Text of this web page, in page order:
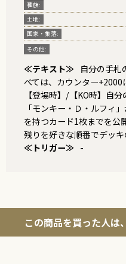
種族:
土地:
国家・集落:
その他:
≪テキスト≫ 自分の手札
べては、カウンター+2000
【登場時】/【KO時】自
「モンキー・Ｄ・ルフィ
を持つカード1枚までを公
残りを好きな順番でデッキ
≪トリガー≫ -
この商品を買った人は